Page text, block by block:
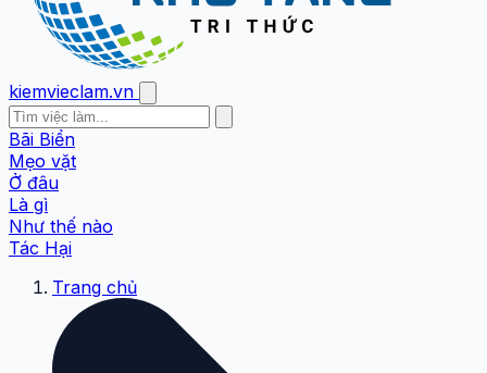
kiemvieclam.vn
Bãi Biển
Mẹo vặt
Ở đâu
Là gì
Như thế nào
Tác Hại
Trang chủ